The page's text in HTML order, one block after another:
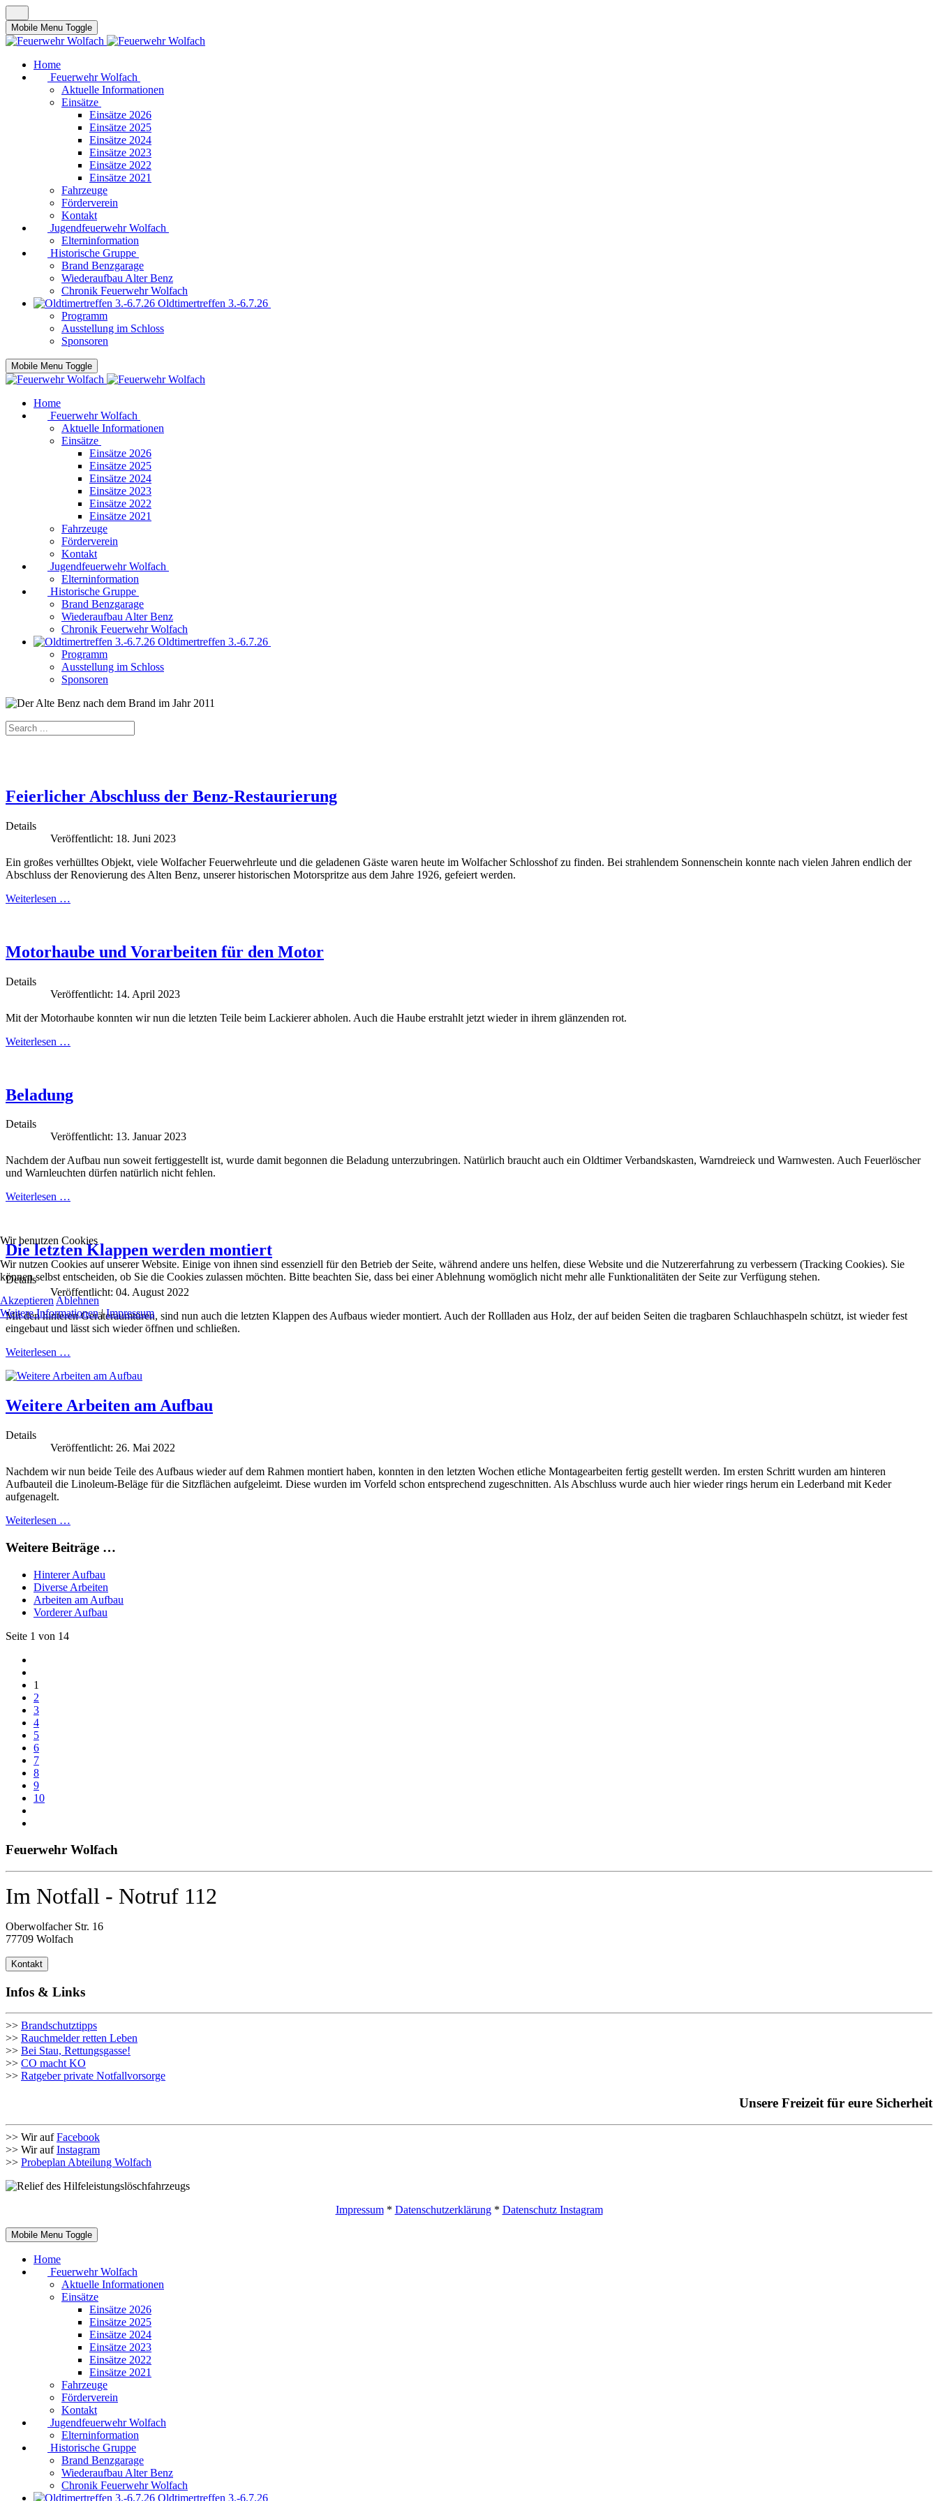
Mobile Menu Toggle
Home
Feuerwehr Wolfach
Aktuelle Informationen
Einsätze
Einsätze 2026
Einsätze 2025
Einsätze 2024
Einsätze 2023
Einsätze 2022
Einsätze 2021
Fahrzeuge
Förderverein
Kontakt
Jugendfeuerwehr Wolfach
Elterninformation
Historische Gruppe
Brand Benzgarage
Wiederaufbau Alter Benz
Chronik Feuerwehr Wolfach
Oldtimertreffen 3.-6.7.26
Programm
Ausstellung im Schloss
Sponsoren
Mobile Menu Toggle
Home
Feuerwehr Wolfach
Aktuelle Informationen
Einsätze
Einsätze 2026
Einsätze 2025
Einsätze 2024
Einsätze 2023
Einsätze 2022
Einsätze 2021
Fahrzeuge
Förderverein
Kontakt
Jugendfeuerwehr Wolfach
Elterninformation
Historische Gruppe
Brand Benzgarage
Wiederaufbau Alter Benz
Chronik Feuerwehr Wolfach
Oldtimertreffen 3.-6.7.26
Programm
Ausstellung im Schloss
Sponsoren
Feierlicher Abschluss der Benz-Restaurierung
Details
Veröffentlicht: 18. Juni 2023
Ein großes verhülltes Objekt, viele Wolfacher Feuerwehrleute und die geladenen Gäste waren heute im Wolfacher Schlosshof zu finden. Bei strahlendem Sonnenschein konnte nach vielen Jahren endlich der
Abschluss der Renovierung des Alten Benz, unserer historischen Motorspritze aus dem Jahre 1926, gefeiert werden.
Weiterlesen …
Motorhaube und Vorarbeiten für den Motor
Details
Veröffentlicht: 14. April 2023
Mit der Motorhaube konnten wir nun die letzten Teile beim Lackierer abholen. Auch die Haube erstrahlt jetzt wieder in ihrem glänzenden rot.
Weiterlesen …
Beladung
Details
Veröffentlicht: 13. Januar 2023
Nachdem der Aufbau nun soweit fertiggestellt ist, wurde damit begonnen die Beladung unterzubringen. Natürlich braucht auch ein Oldtimer Verbandskasten, Warndreieck und Warnwesten. Auch Feuerlöscher
und Warnleuchten dürfen natürlich nicht fehlen.
Weiterlesen …
Die letzten Klappen werden montiert
Details
Veröffentlicht: 04. August 2022
Mit den hinteren Geräteraumtüren, sind nun auch die letzten Klappen des Aufbaus wieder montiert. Auch der Rollladen aus Holz, der auf beiden Seiten die tragbaren Schlauchhaspeln schützt, ist wieder fest
eingebaut und lässt sich wieder öffnen und schließen.
Weiterlesen …
Weitere Arbeiten am Aufbau
Details
Veröffentlicht: 26. Mai 2022
Nachdem wir nun beide Teile des Aufbaus wieder auf dem Rahmen montiert haben, konnten in den letzten Wochen etliche Montagearbeiten fertig gestellt werden. Im ersten Schritt wurden am hinteren
Aufbauteil die Linoleum-Beläge für die Sitzflächen aufgeleimt. Diese wurden im Vorfeld schon entsprechend zugeschnitten. Als Abschluss wurde auch hier wieder rings herum ein Lederband mit Keder
aufgenagelt.
Weiterlesen …
Weitere Beiträge …
Hinterer Aufbau
Diverse Arbeiten
Arbeiten am Aufbau
Vorderer Aufbau
Seite 1 von 14
1
2
3
4
5
6
7
8
9
10
Feuerwehr Wolfach
Im Notfall - Notruf 112
Oberwolfacher Str. 16
77709 Wolfach
Kontakt
Infos & Links
>> Brandschutztipps
>> Rauchmelder retten Leben
>> Bei Stau, Rettungsgasse!
>> CO macht KO
>> Ratgeber private Notfallvorsorge
Unsere Freizeit für eure Sicherheit
>> Wir aufFacebook
>> Wir aufInstagram
>> Probeplan Abteilung Wolfach
Impressum* Datenschutzerklärung* Datenschutz Instagram
Mobile Menu Toggle
Home
Feuerwehr Wolfach
Aktuelle Informationen
Einsätze
Einsätze 2026
Einsätze 2025
Einsätze 2024
Einsätze 2023
Einsätze 2022
Einsätze 2021
Fahrzeuge
Förderverein
Kontakt
Jugendfeuerwehr Wolfach
Elterninformation
Historische Gruppe
Brand Benzgarage
Wiederaufbau Alter Benz
Chronik Feuerwehr Wolfach
Oldtimertreffen 3.-6.7.26
Wir benutzen Cookies
Wir nutzen Cookies auf unserer Website. Einige von ihnen sind essenziell für den Betrieb der Seite, während andere uns helfen, diese Website und die Nutzererfahrung zu verbessern (Tracking Cookies). Sie
können selbst entscheiden, ob Sie die Cookies zulassen möchten. Bitte beachten Sie, dass bei einer Ablehnung womöglich nicht mehr alle Funktionalitäten der Seite zur Verfügung stehen.
Akzeptieren Ablehnen
Weitere Informationen|Impressum